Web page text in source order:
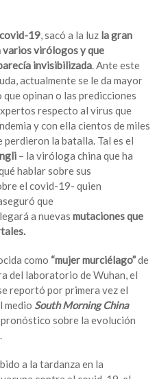
19, sacó a la luz la gran
varios virólogos y que
invisibilizada. Ante este
actualmente se le da mayor
opinan o las predicciones
respecto al virus que
y con ella cientos de miles
perdieron la batalla. Tal es el
– la viróloga china que ha
hablar sobre sus
el covid-19- quien
que
a nuevasmutaciones que
como “mujer murciélago”de
del laboratorio de Wuhan, el
reportó por primera vez el
medio South Morning China
pronóstico sobre la evolución
a la tardanza en la